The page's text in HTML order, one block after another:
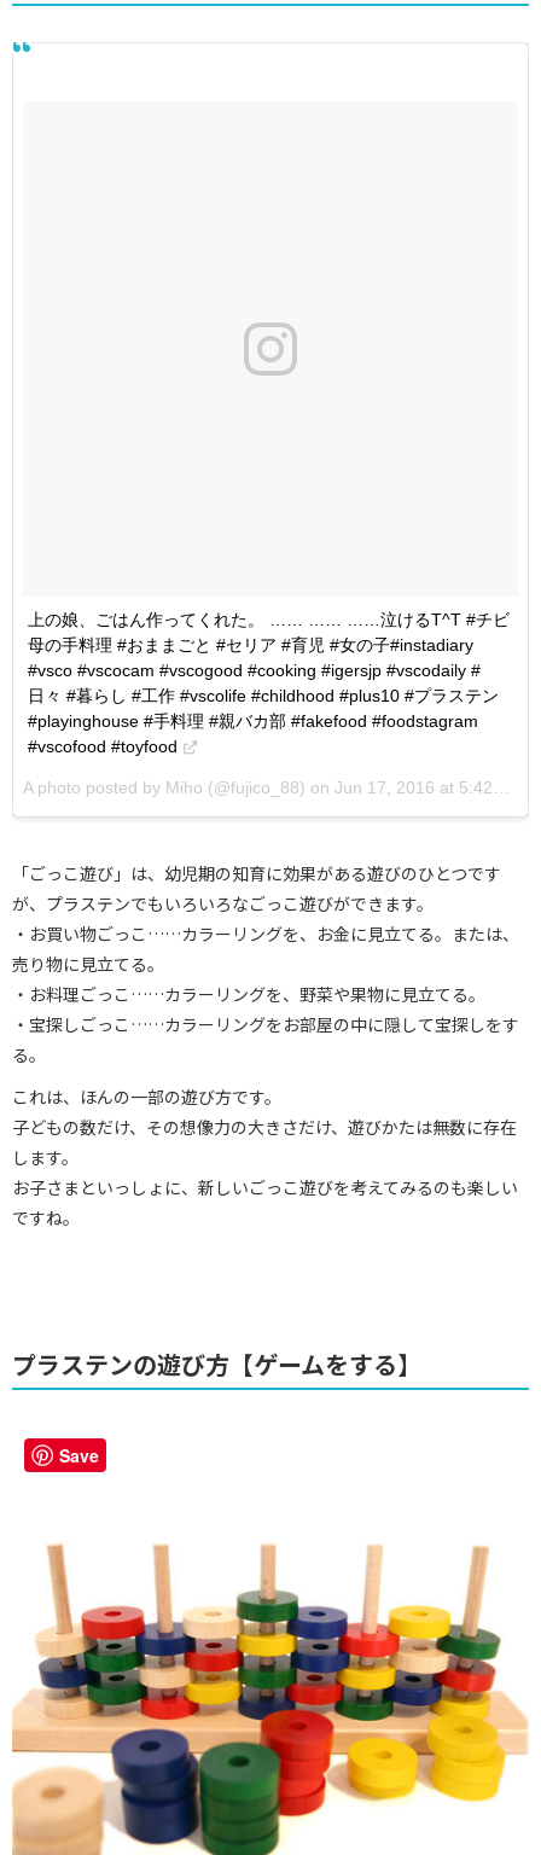
上の娘、ごはん作ってくれた。 …… …… ……泣けるT^T #チビ
母の手料理 #おままごと #セリア #育児 #女の子#instadiary
#vsco #vscocam #vscogood #cooking #igersjp #vscodaily #
日々 #暮らし #工作 #vscolife #childhood #plus10 #プラステン
#playinghouse #手料理 #親バカ部 #fakefood #foodstagram
#vscofood #toyfood
A photo posted by Miho (@fujico_88) on Jun 17, 2016 at 5:42am PDT
「ごっこ遊び」は、幼児期の知育に効果がある遊びのひとつです
が、プラステンでもいろいろなごっこ遊びができます。
・お買い物ごっこ……カラーリングを、お金に見立てる。または、
売り物に見立てる。
・お料理ごっこ……カラーリングを、野菜や果物に見立てる。
・宝探しごっこ……カラーリングをお部屋の中に隠して宝探しをす
る。
これは、ほんの一部の遊び方です。
子どもの数だけ、その想像力の大きさだけ、遊びかたは無数に存在
します。
お子さまといっしょに、新しいごっこ遊びを考えてみるのも楽しい
ですね。
プラステンの遊び方【ゲームをする】
Save